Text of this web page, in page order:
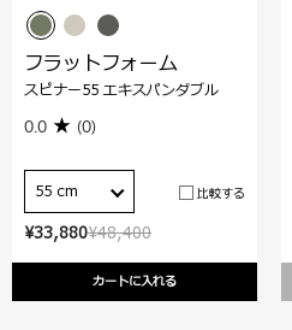
¥48,400
¥33,880
カートに入れる
フラットフォーム
スピナー55 エキスパンダブル
0.0 (0)
55 cm 比較する